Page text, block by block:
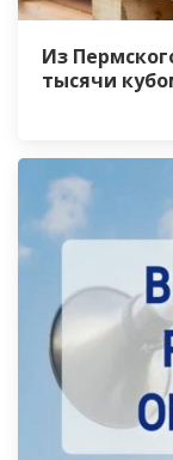
Из
тысячи